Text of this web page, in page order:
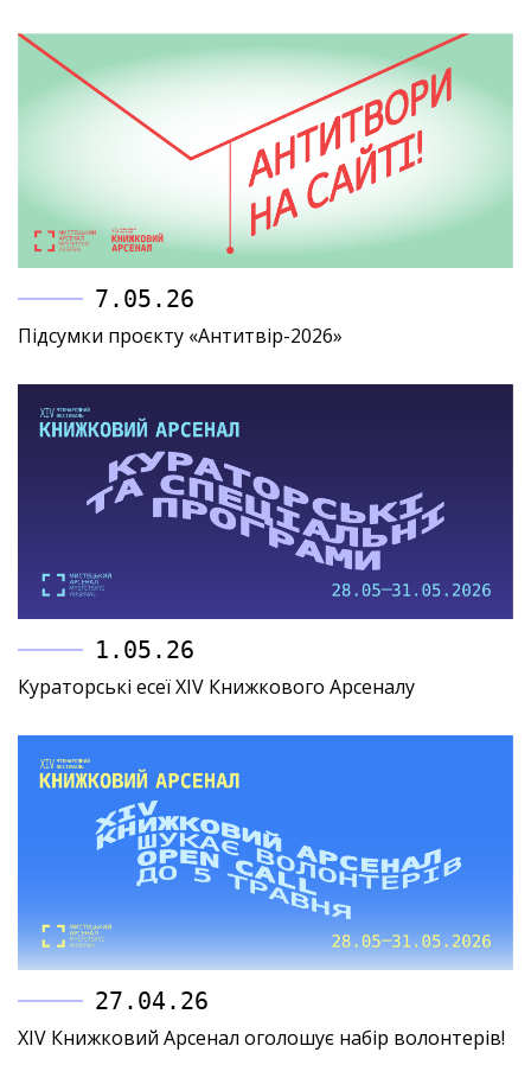
7.05.26
Підсумки проєкту «Антитвір-2026»
1.05.26
Кураторські есеї XIV Книжкового Арсеналу
27.04.26
XIV Книжковий Арсенал оголошує набір волонтерів!